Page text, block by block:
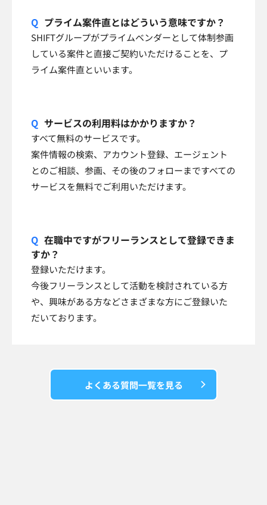
プライム案件直とはどういう意味ですか？
SHIFTグループがプライムベンダーとして体制参画
している案件と直接ご契約いただけることを、プ
ライム案件直といいます。
サービスの利用料はかかりますか？
すべて無料のサービスです。
案件情報の検索、アカウント登録、エージェント
とのご相談、参画、その後のフォローまですべての
サービスを無料でご利用いただけます。
在職中ですがフリーランスとして登録できま
すか？
登録いただけます。
今後フリーランスとして活動を検討されている方
や、興味がある方などさまざまな方にご登録いた
だいております。
よくある質問一覧を見る